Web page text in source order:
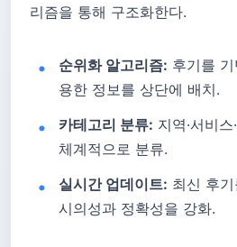
리즘을 통해 구조화한다.
순위화 알고리즘: 후기를
용한 정보를 상단에 배치.
카테고리 분류: 지역·서비
체계적으로 분류.
실시간 업데이트: 최신 후
시의성과 정확성을 강화.